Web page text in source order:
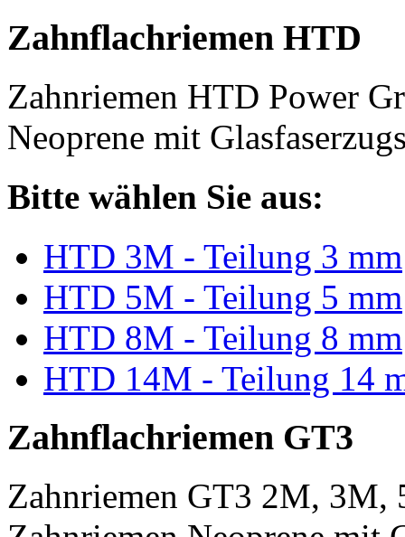
Zahnflachriemen HTD
Zahnriemen HTD Power
Neoprene mit
Bitte wählen Sie aus:
HTD 3M - Teilung 3 mm
HTD 5M - Teilung 5 mm
HTD 8M - Teilung 8 mm
HTD 14M - Teilung 14
Zahnflachriemen GT3
Zahnriemen GT3 2M, 3M,